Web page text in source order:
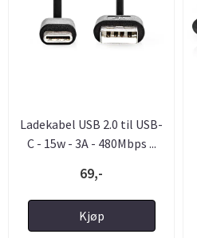
Ladekabel USB 2.0 til USB-
C - 15w - 3A - 480Mbps ...
69,-
Kjøp